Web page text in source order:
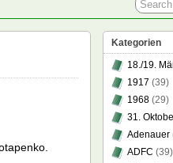
Kategorien
18./19.
1917 (39)
1968 (29)
31.
Adenauer
ADFC (39)